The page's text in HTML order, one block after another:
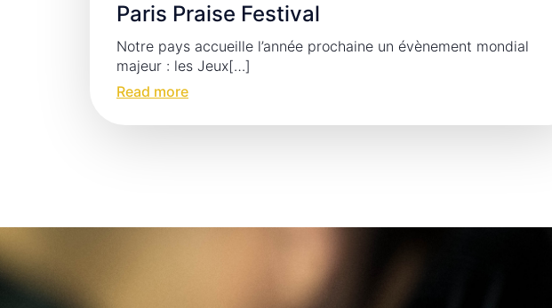
Paris Praise Festival
Notre pays accueille l’année prochaine un évènement mondial
majeur : les Jeux[…]
Read more